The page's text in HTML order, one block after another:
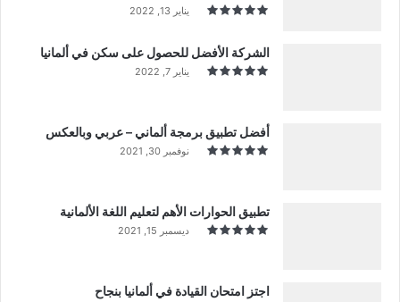
يناير 13, 2022
الشركة الأفضل للحصول على سكن في ألمانيا
يناير 7, 2022
أفضل تطبيق برمجة ألماني – عربي وبالعكس
نوفمبر 30, 2021
تطبيق الحوارات الأهم لتعليم اللغة الألمانية
ديسمبر 15, 2021
اجتز امتحان القيادة في ألمانيا بنجاح